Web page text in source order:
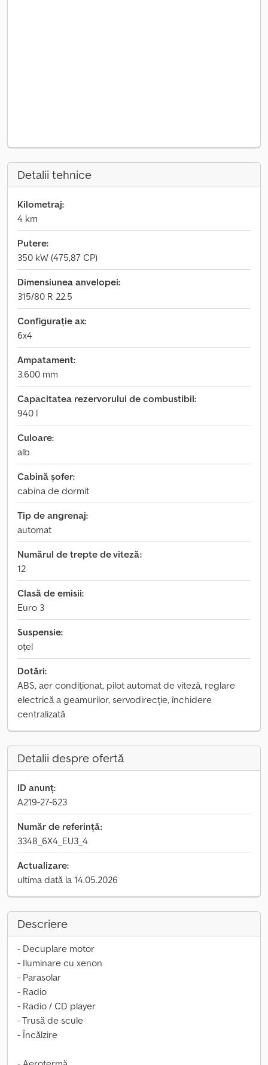
Detalii tehnice
Kilometraj:
4 km
Putere:
350 kW (475,87 CP)
Dimensiunea anvelopei:
315/80 R 22.5
Configurație ax:
6x4
Ampatament:
3.600 mm
Capacitatea rezervorului de combustibil:
940 l
Culoare:
alb
Cabină șofer:
cabina de dormit
Tip de angrenaj:
automat
Numărul de trepte de viteză:
12
Clasă de emisii:
Euro 3
Suspensie:
oțel
Dotări:
ABS, aer condiționat, pilot automat de viteză, reglare
electrică a geamurilor, servodirecție, închidere
centralizată
Detalii despre ofertă
ID anunț:
A219-27-623
Număr de referință:
3348_6X4_EU3_4
Actualizare:
ultima dată la 14.05.2026
Descriere
- Decuplare motor
- Iluminare cu xenon
- Parasolar
- Radio
- Radio / CD player
- Trusă de scule
- Încălzire